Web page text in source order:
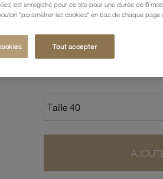
38,30 €
Profitez des paiements
est enregistré pour ce site pour une durée de 6
"paramétrer les cookies" en bas de chaque page
Tout accepter